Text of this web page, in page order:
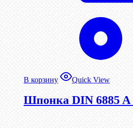
В корзину Quick View
Шпонка DIN 6885 A